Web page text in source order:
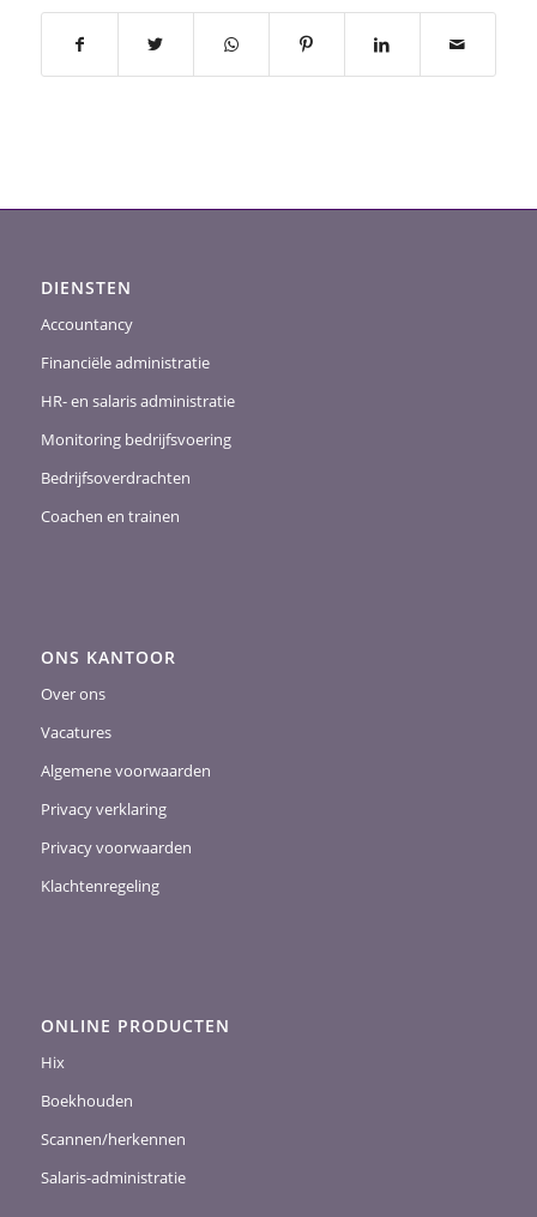
DIENSTEN
Accountancy
Financiële administratie
HR- en salaris administratie
Monitoring bedrijfsvoering
Bedrijfsoverdrachten
Coachen en trainen
ONS KANTOOR
Over ons
Vacatures
Algemene voorwaarden
Privacy verklaring
Privacy voorwaarden
Klachtenregeling
ONLINE PRODUCTEN
Hix
Boekhouden
Scannen/herkennen
Salaris-administratie